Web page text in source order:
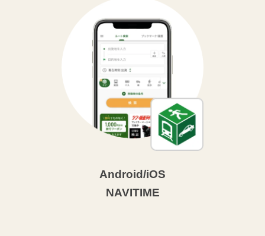
Android/iOS
NAVITIME